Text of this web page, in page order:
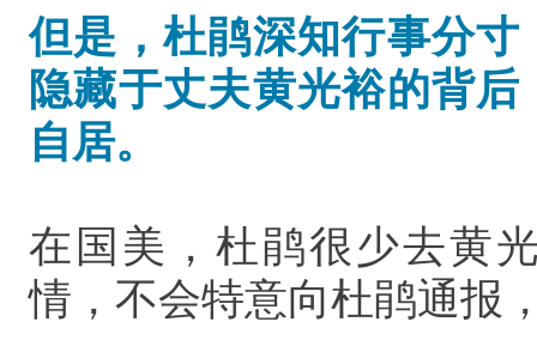
但是，杜鹃深知行事分
隐藏于丈夫黄光裕的背
自居。
在国美，杜鹃很少去黄
情，不会特意向杜鹃通报